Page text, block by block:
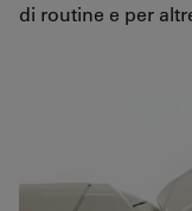
di routine e per